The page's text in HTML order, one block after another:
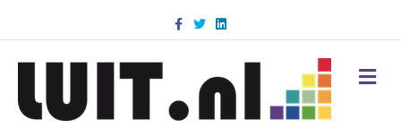
c
k
T
w
i
n
d
M
E